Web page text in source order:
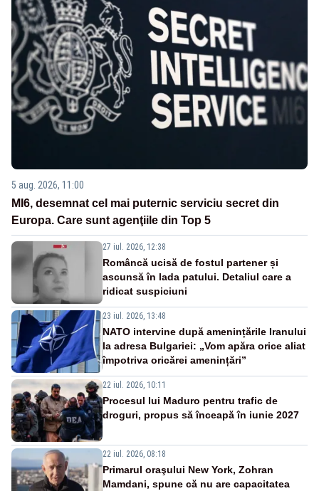
5 aug. 2026, 11:00
MI6, desemnat cel mai puternic serviciu secret din
Europa. Care sunt agenţiile din Top 5
27 iul. 2026, 12:38
Româncă ucisă de fostul partener și
ascunsă în lada patului. Detaliul care a
ridicat suspiciuni
23 iul. 2026, 13:48
NATO intervine după amenințările Iranului
la adresa Bulgariei: „Vom apăra orice aliat
împotriva oricărei amenințări”
22 iul. 2026, 10:11
Procesul lui Maduro pentru trafic de
droguri, propus să înceapă în iunie 2027
22 iul. 2026, 08:18
Primarul oraşului New York, Zohran
Mamdani, spune că nu are capacitatea